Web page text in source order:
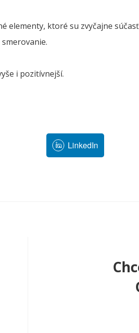
elementy, ktoré su zvyčajne
i pozitívnejší.
LinkedIn